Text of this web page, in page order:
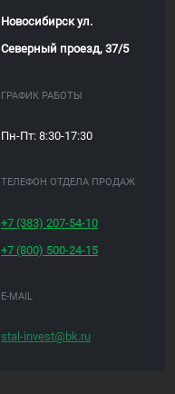
Новосибирск ул.
Северный проезд, 37/5
ГРАФИК РАБОТЫ
Пн-Пт: 8:30-17:30
ТЕЛЕФОН ОТДЕЛА ПРОДАЖ
+7 (383)207-54-10
+7 (800) 500-24-15
E-MAIL
stal-invest@bk.ru